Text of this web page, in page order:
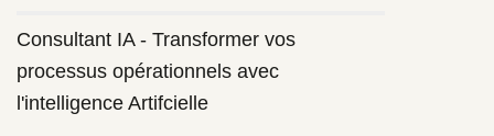
Consultant IA - Transformer vos
processus opérationnels avec
l'intelligence Artifcielle